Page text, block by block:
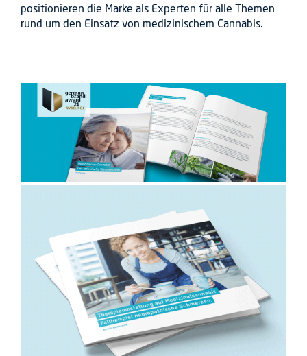
positionieren die Marke als Experten für alle Themen
rund um den Einsatz von medizinischem Cannabis.